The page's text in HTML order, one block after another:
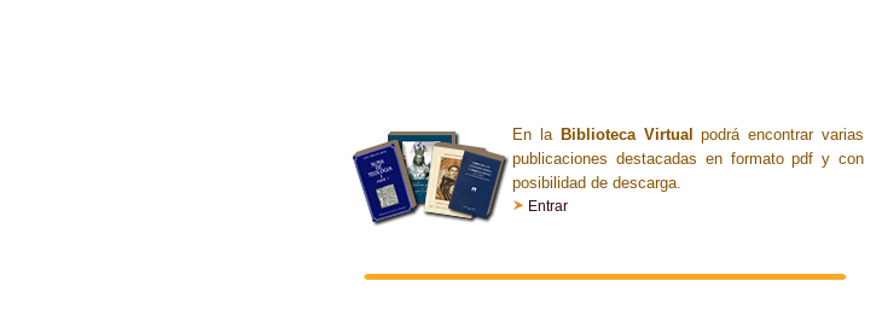
En la Biblioteca Virtual podrá encontrar varias
publicaciones destacadas en formato pdf y con
posibilidad de descarga.
Entrar